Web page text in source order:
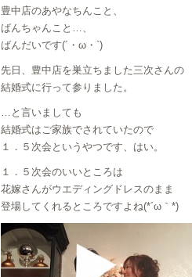
豊中店のあやなちんこと、
ばんちゃんこと…、
ばんだいです(´・ω・`)
先日、豊中店を巣立ちました三次さんの
結婚式に行って参りました。
…と言いましても
結婚式はご家族でされていたので
１．５次会というやつです、はい。
１．５次会のいいところは
花嫁さんがウエディングドレスのまま
登場してくれるところですよね(*´ω｀*)